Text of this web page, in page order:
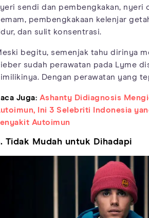
sendi dan pembengkakan, nyeri
pembengkakaan kelenjar
dan sulit konsentrasi.
begitu, semenjak tahu dirinya
sudah perawatan pada Lyme
Dengan perawatan yang
Juga: Ashanty Didiagnosis
Ini 3 Selebriti Indonesia
Autoimun
Tidak Mudah untuk Dihadapi